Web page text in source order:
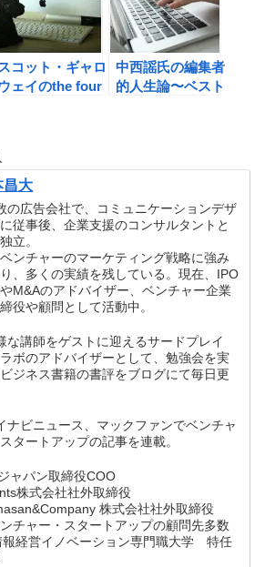
スコット・ギャロ
ェイのthe four
中西謡氏の編集者
的人生論〜ベスト
昌大
の広告会社で、コミュニケーションデザ
従事後、企業支援のコンサルタントと
立。
ンチャーのマーケティング戦略に強み
、多くの実績を残している。現在、IPO
M&Aのアドバイザー、ベンチャー企業
役や顧問として活動中。
な講師をゲストに迎えるサードプレイ
ボのアドバイザーとして、勉強会を実
ジネス書籍の書評をブログにて毎日更
ナビニュース、マックファンでベンチャ
タートアップの記事を連載。
ャパン取締役COO
株式会社社外取締役
株式会社社外取締役
チャー・スタートアップの顧問先多数
報経営イノベーション専門職大学 特任